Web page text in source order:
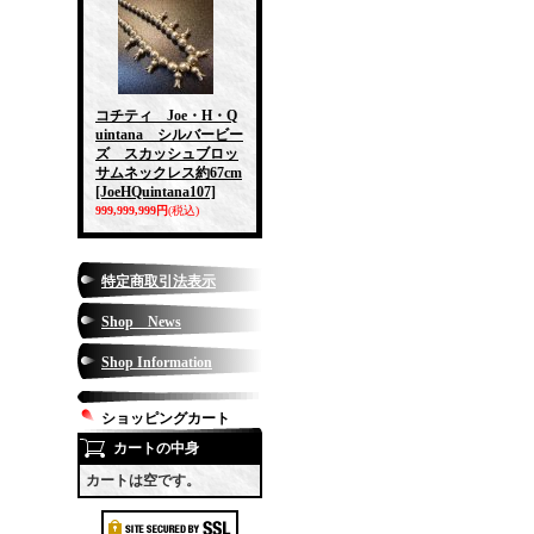
コチティ Joe・H・Q
uintana シルバービー
ズ スカッシュブロッ
サムネックレス約67cm
[JoeHQuintana107]
999,999,999円(税込)
特定商取引法表示
Shop News
Shop Information
ショッピングカート
カートの中身
カートは空です。